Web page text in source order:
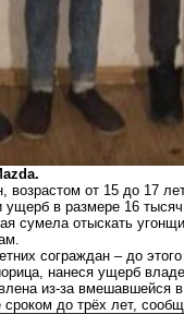
от 15 до 17
в размере 16 тысяч
сумела отыскать
сограждан – до
нанеся ущерб
из-за вмешавшейся
до трёх лет,